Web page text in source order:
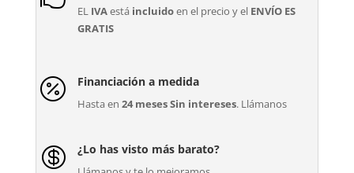
EL IVAestá incluidoen el precio y el ENVÍO ES
GRATIS
 Financiación a medida
Hasta en 24 meses Sin intereses. Llámanos
 ¿Lo has visto más barato?